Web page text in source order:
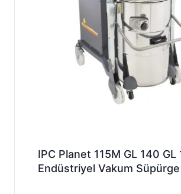
IPC Planet 115M GL 140 GL
Endüstriyel Vakum Süpürge